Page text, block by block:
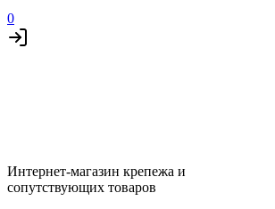
0
Интернет-магазин крепежа и
сопутствующих товаров